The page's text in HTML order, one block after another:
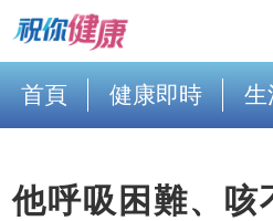
首頁 健康即時 生
他呼吸困難、咳